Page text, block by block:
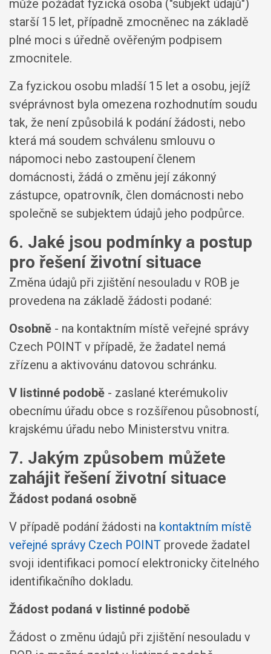
může požádat fyzická osoba ("subjekt údajů")
starší 15 let, případně zmocněnec na základě
plné moci s úředně ověřeným podpisem
zmocnitele.
Za fyzickou osobu mladší 15 let a osobu, jejíž
svéprávnost byla omezena rozhodnutím soudu
tak, že není způsobilá k podání žádosti, nebo
která má soudem schválenu smlouvu o
nápomoci nebo zastoupení členem
domácnosti, žádá o změnu její zákonný
zástupce, opatrovník, člen domácnosti nebo
společně se subjektem údajů jeho podpůrce.
6. Jaké jsou podmínky a postup
pro řešení životní situace
Změna údajů při zjištění nesouladu v ROB je
provedena na základě žádosti podané:
Osobně - na kontaktním místě veřejné správy
Czech POINT v případě, že žadatel nemá
zřízenu a aktivovánu datovou schránku.
V listinné podobě - zaslané kterémukoliv
obecnímu úřadu obce s rozšířenou působností,
krajskému úřadu nebo Ministerstvu vnitra.
7. Jakým způsobem můžete
zahájit řešení životní situace
Žádost podaná osobně
V případě podání žádosti na kontaktním místě
veřejné správy Czech POINT provede žadatel
svoji identifikaci pomocí elektronicky čitelného
identifikačního dokladu.
Žádost podaná v listinné podobě
Žádost o změnu údajů při zjištění nesouladu v